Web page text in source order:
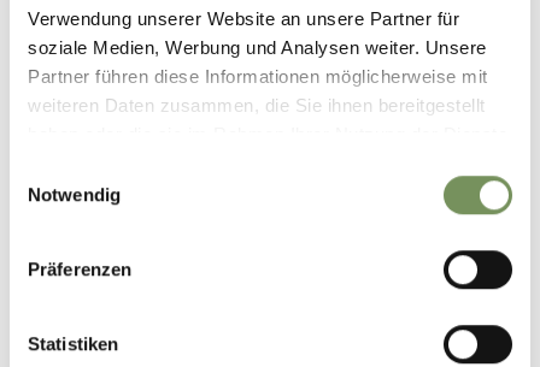
Verwendung unserer Website an unsere Partner für
soziale Medien, Werbung und Analysen weiter. Unsere
Partner führen diese Informationen möglicherweise mit
weiteren Daten zusammen, die Sie ihnen bereitgestellt
Notwendig
Präferenzen
Statistiken